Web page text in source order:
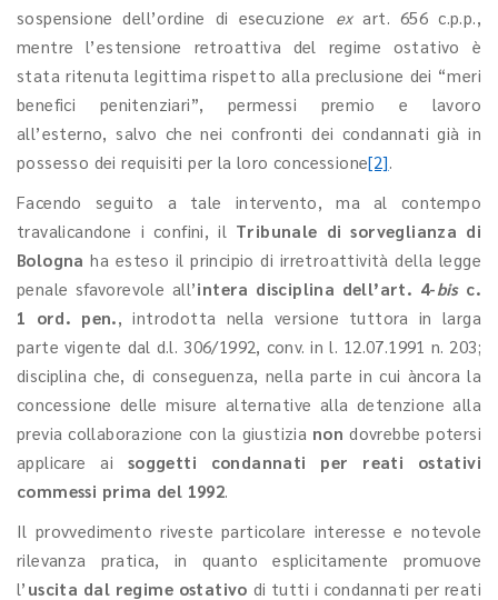
sospensione dell’ordine di esecuzione exart. 656 c.p.p.,
mentre l’estensione retroattiva del regime ostativo è
stata ritenuta legittima rispetto alla preclusione dei “meri
benefici penitenziari”, permessi premio e lavoro
all’esterno, salvo che nei confronti dei condannati già in
possesso dei requisiti per la loro concessione[2].
Facendo seguito a tale intervento, ma al contempo
travalicandone i confini, il Tribunale di sorveglianza di
Bologna ha esteso il principio di irretroattività della legge
penale sfavorevole all’intera disciplina dell’art. 4-bisc.
1 ord. pen., introdotta nella versione tuttora in larga
parte vigente dal d.l. 306/1992, conv. in l. 12.07.1991 n. 203;
disciplina che, di conseguenza, nella parte in cui àncora la
concessione delle misure alternative alla detenzione alla
previa collaborazione con la giustizia non dovrebbe potersi
applicare ai soggetti condannati per reati ostativi
commessi prima del 1992.
Il provvedimento riveste particolare interesse e notevole
rilevanza pratica, in quanto esplicitamente promuove
l’ uscita dal regime ostativo di tutti i condannati per reati